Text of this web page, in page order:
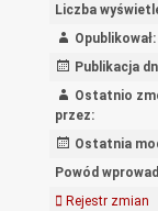
Liczba
Opublikował:
Publikacja
Ostatnio
przez:
Ostatnia
Powód
Rejestr zmian